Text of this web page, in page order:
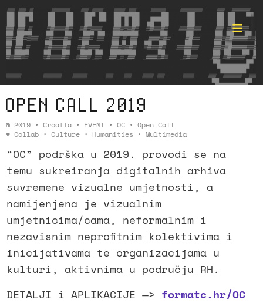
Format ©
OPEN CALL 2019
@ 2019 • Croatia • EVENT • OC • Open Call
# Collab • Culture • Humanities • Multimedia
“OC” podrška u 2019. provodi se na
temu sukreiranja digitalnih arhiva
suvremene vizualne umjetnosti, a
namijenjena je vizualnim
umjetnicima/cama, neformalnim i
nezavisnim neprofitnim kolektivima i
inicijativama te organizacijama u
kulturi, aktivnima u području RH.
DETALJI i APLIKACIJE —> formatc.hr/OC